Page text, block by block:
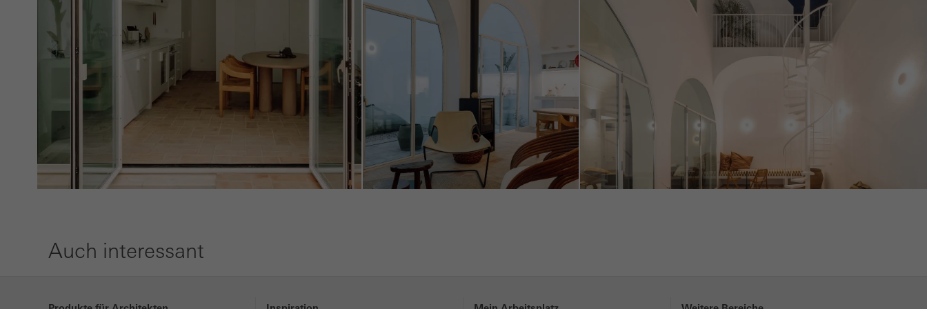
Auch interessant
Marketing Cookies werden von Drittanbietern verwendet, um personalisierte und
ansprechende Werbung für den einzelnen Nutzer anzuzeigen. Sie tun dies, indem sie
Besucher über Webseiten hinweg verfolgen. Dabei werden auch Dienste von
Drittanbietern eingebunden, die ihren Service eigenverantwortlich erbringen.
Abbrechen